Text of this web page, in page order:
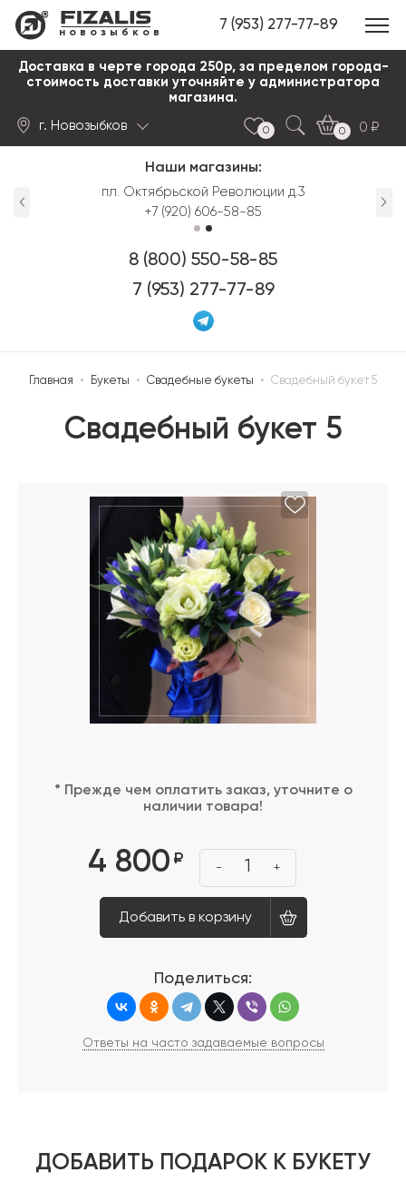
новозыбков 7 (953) 277-77-89
Доставка в черте города 250р, за пределом города-
стоимость доставки уточняйте у администратора
магазина.
г. Новозыбков 0 0
0
Наши магазины:
пл. Октябрьской Революции д.3
+7 (920) 606-58-85
8 (800) 550-58-85
7 (953) 277-77-89
Главная • Букеты • Свадебные букеты • Свадебный букет 5
Свадебный букет 5
* Прежде чем оплатить заказ, уточните о
наличии товара!
4 800 ₽
- 1 +
Добавить в корзину
Поделиться:
Ответы на часто задаваемые вопросы
ДОБАВИТЬ ПОДАРОК К БУКЕТУ